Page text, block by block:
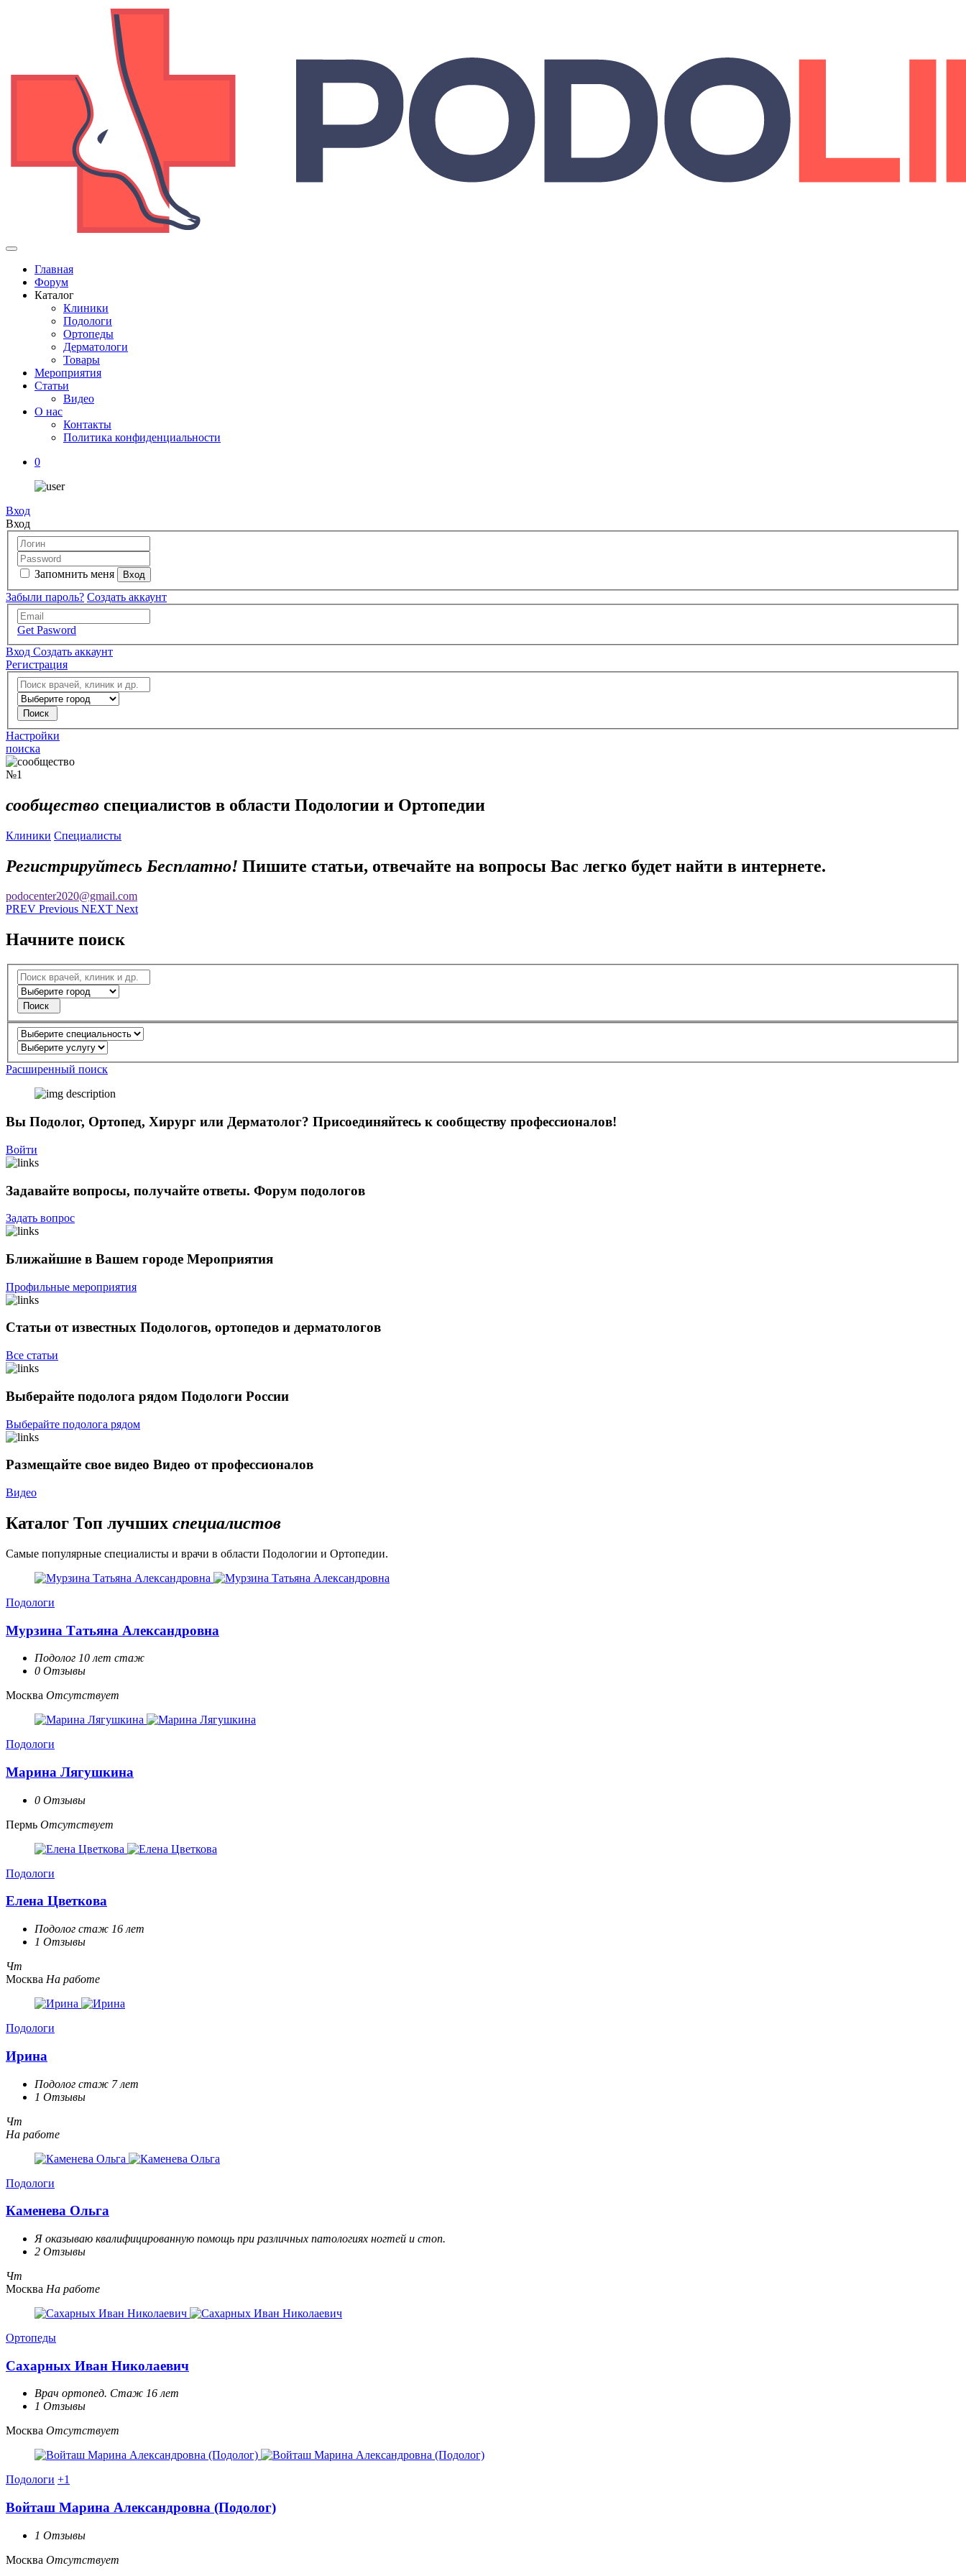
Главная
Форум
Каталог
Клиники
Подологи
Ортопеды
Дерматологи
Товары
Мероприятия
Статьи
Видео
О нас
Контакты
Политика конфиденциальности
0
Вход
Вход
Запомнить меня
Забыли пароль? Создать аккаунт
Get Pasword
Вход Создать аккаунт
Регистрация
Настройки
поиска
№1
сообщество специалистов в области Подологии и Ортопедии
Клиники Специалисты
Регистрируйтесь Бесплатно! Пишите статьи, отвечайте на вопросы Вас легко будет найти в интернете.
podocenter2020@gmail.com
PREV Previous NEXT Next
Начните поиск
Поиск
Расширенный поиск
Вы Подолог, Ортопед, Хирург или Дерматолог? Присоединяйтесь к сообществу профессионалов!
Войти
Задавайте вопросы, получайте ответы. Форум подологов
Задать вопрос
Ближайшие в Вашем городе Мероприятия
Профильные мероприятия
Статьи от известных Подологов, ортопедов и дерматологов
Все статьи
Выберайте подолога рядом Подологи России
Выберайте подолога рядом
Размещайте свое видео Видео от профессионалов
Видео
Каталог Топ лучших специалистов
Самые популярные специалисты и врачи в области Подологии и Ортопедии.
Подологи
Мурзина Татьяна Александровна
Подолог 10 лет стаж
0 Отзывы
Москва Отсутствует
Подологи
Марина Лягушкина
0 Отзывы
Пермь Отсутствует
Подологи
Елена Цветкова
Подолог стаж 16 лет
1 Отзывы
Чт
Москва На работе
Подологи
Ирина
Подолог стаж 7 лет
1 Отзывы
Чт
На работе
Подологи
Каменева Ольга
Я оказываю квалифицированную помощь при различных патологиях ногтей и стоп.
2 Отзывы
Чт
Москва На работе
Ортопеды
Сахарных Иван Николаевич
Врач ортопед. Стаж 16 лет
1 Отзывы
Москва Отсутствует
Подологи +1
Войташ Марина Александровна (Подолог)
1 Отзывы
Москва Отсутствует